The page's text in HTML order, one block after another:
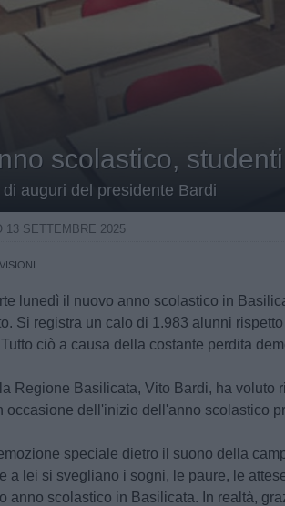
scolastico,
auguri del presidente Bardi
13 SETTEMBRE 2025
lunedì il nuovo anno scolastico in
Si registra un calo di 1.983 alunni
ciò a causa della costante perdita
Regione Basilicata, Vito Bardi, ha voluto
occasione dell'inizio dell'anno scolastico
speciale dietro il suono della
a lei si svegliano i sogni, le paure, le
anno scolastico in Basilicata. In realtà,